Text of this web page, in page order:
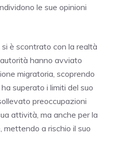
le sue opinioni
è scontrato con la realtà
autorità hanno avviato
migratoria, scoprendo
superato i limiti del suo
preoccupazioni
attività, ma anche per la
mettendo a rischio il suo